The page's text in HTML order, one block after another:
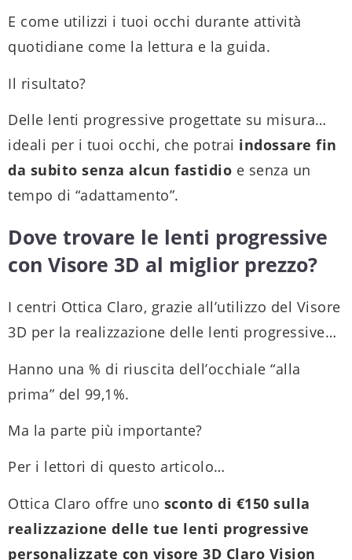
E come utilizzi i tuoi occhi durante attività
quotidiane come la lettura e la guida.
Il risultato?
Delle lenti progressive progettate su misura…
ideali per i tuoi occhi, che potrai indossare fin
da subito senza alcun fastidio e senza un
tempo di “adattamento”.
Dove trovare le lenti progressive
con Visore 3D al miglior prezzo?
I centri Ottica Claro, grazie all’utilizzo del Visore
3D per la realizzazione delle lenti progressive…
Hanno una % di riuscita dell’occhiale “alla
prima” del 99,1%.
Ma la parte più importante?
Per i lettori di questo articolo…
Ottica Claro offre uno sconto di €150 sulla
realizzazione delle tue lenti progressive
personalizzate con visore 3D Claro Vision